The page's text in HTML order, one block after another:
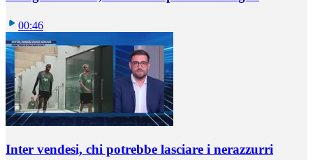
00:46
Inter vendesi, chi potrebbe lasciare i nerazzurri